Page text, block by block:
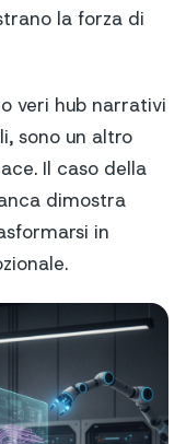
la forza di
veri hub narrativi
sono un altro
Il caso della
dimostra
in